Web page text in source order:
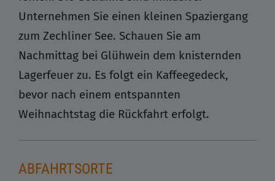
Unternehmen Sie einen kleinen Spaziergang
zum Zechliner See. Schauen Sie am
Nachmittag bei Glühwein dem knisternden
Lagerfeuer zu. Es folgt ein Kaffeegedeck,
bevor nach einem entspannten
Weihnachtstag die Rückfahrt erfolgt.
ABFAHRTSORTE